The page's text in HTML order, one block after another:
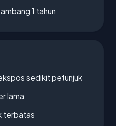
1 tahun
sedikit petunjuk
lama
terbatas